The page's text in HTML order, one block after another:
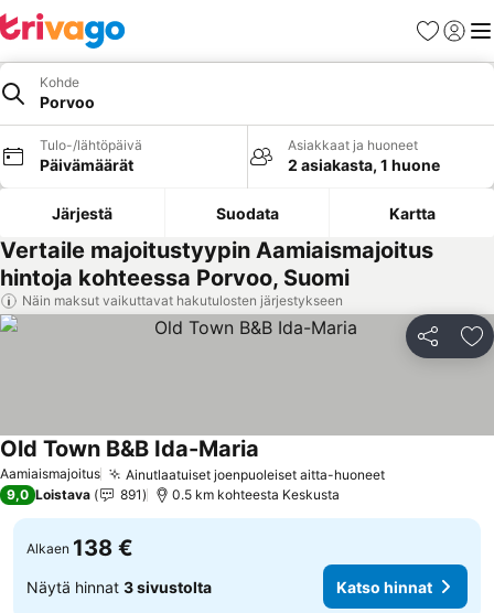
Suosikit
Kohde
Porvoo
Tulo-/lähtöpäivä
Päivämäärät
Asiakkaat ja huoneet
2 asiakasta, 1 huone
Järjestä Suodata Kartta
Vertaile majoitustyypin Aamiaismajoitus
hintoja kohteessa Porvoo, Suomi
Näin maksut vaikuttavat hakutulosten järjestykseen
Jaa
Aamiaismajoitus Ainutlaatuiset joenpuoleiset aitta-huoneet
Old Town B&B Ida-Maria
9,0 Loistava 891 0.5 km kohteesta Keskusta
Alkaen 138 €
Näytä hinnat 3 sivustolta Katso hinnat